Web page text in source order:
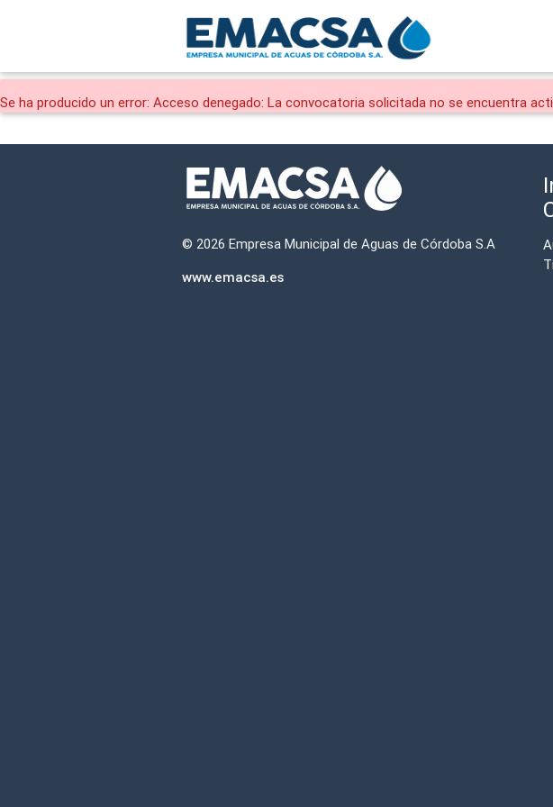
Se ha producido un error: Acceso denegado: La convocatoria solicitada no se encuentra
© 2026 Empresa Municipal de Aguas de Córdoba S.A
www.emacsa.es